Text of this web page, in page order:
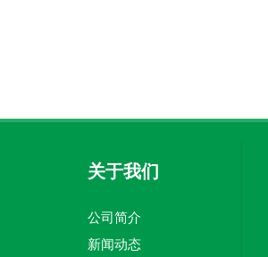
关于我们
公司简介
新闻动态